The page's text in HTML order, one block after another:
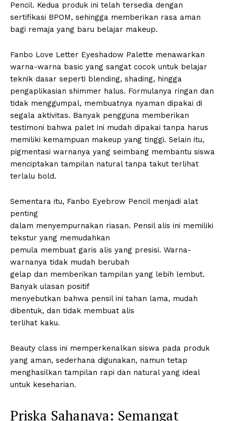
Pencil. Kedua produk ini telah tersedia dengan
sertifikasi BPOM, sehingga memberikan rasa aman
bagi remaja yang baru belajar makeup.
Fanbo Love Letter Eyeshadow Palette menawarkan
warna-warna basic yang sangat cocok untuk belajar
teknik dasar seperti blending, shading, hingga
pengaplikasian shimmer halus. Formulanya ringan dan
tidak menggumpal, membuatnya nyaman dipakai di
segala aktivitas. Banyak pengguna memberikan
testimoni bahwa palet ini mudah dipakai tanpa harus
memiliki kemampuan makeup yang tinggi. Selain itu,
pigmentasi warnanya yang seimbang membantu siswa
menciptakan tampilan natural tanpa takut terlihat
terlalu bold.
Sementara itu, Fanbo Eyebrow Pencil menjadi alat
penting
dalam menyempurnakan riasan. Pensil alis ini memiliki
tekstur yang memudahkan
pemula membuat garis alis yang presisi. Warna-
warnanya tidak mudah berubah
gelap dan memberikan tampilan yang lebih lembut.
Banyak ulasan positif
menyebutkan bahwa pensil ini tahan lama, mudah
dibentuk, dan tidak membuat alis
terlihat kaku.
Beauty class ini memperkenalkan siswa pada produk
yang aman, sederhana digunakan, namun tetap
menghasilkan tampilan rapi dan natural yang ideal
untuk keseharian.
Priska Sahanaya: Semangat